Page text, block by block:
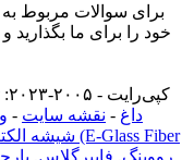
برای سوالات مربوط
© کپی‌رایت - ۲۰۰۵-۲۰۲۳: تمامی حقوق محفوظ است.
داغ - نقشه سایت -
شیشه
شیشه بافته شده E رووینگ, فایبرگلاس,